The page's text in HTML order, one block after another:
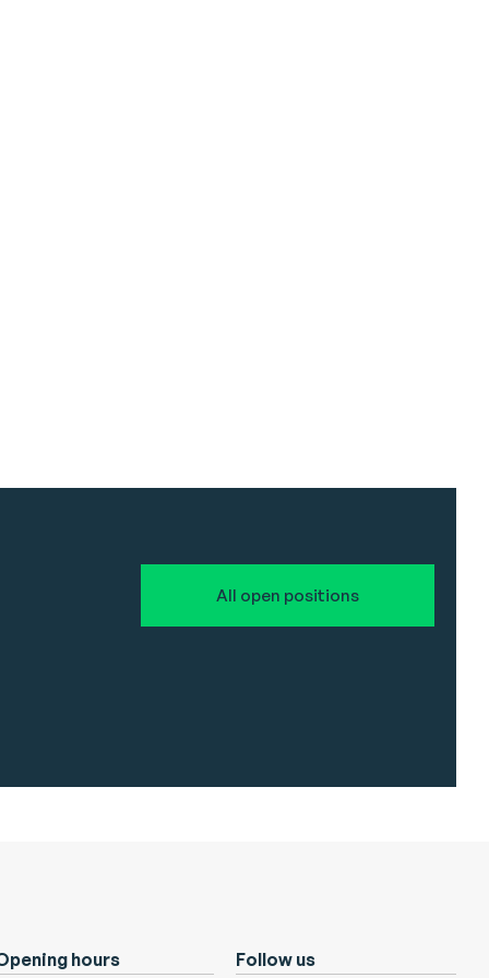
All open positions
hours Follow us